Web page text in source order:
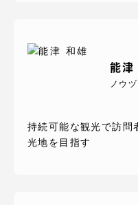
能津
ノウ
持続可能な観光で訪問
光地を目指す